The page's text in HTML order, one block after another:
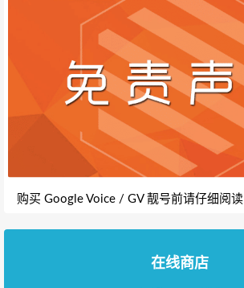
购买 Google Voice / GV 靓号前请仔细阅读
在线商店